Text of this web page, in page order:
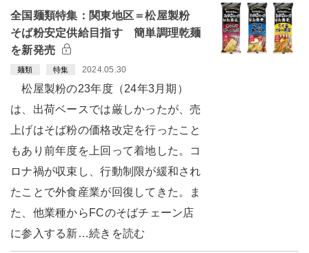
全国麺類特集：関東地区＝松屋製粉
そば粉安定供給目指す 簡単調理乾麺
を新発売
麺類 特集 2024.05.30
松屋製粉の23年度（24年3月期）
は、出荷ベースでは厳しかったが、売
上げはそば粉の価格改定を行ったこと
もあり前年度を上回って着地した。コ
ロナ禍が収束し、行動制限が緩和され
たことで外食産業が回復してきた。ま
た、他業種からFCのそばチェーン店
に参入する新…続きを読む